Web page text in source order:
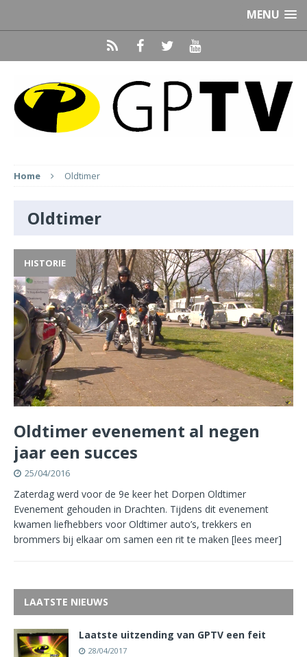
MENU
Home Oldtimer
Oldtimer
HISTORIE
Oldtimer evenement al negen
jaar een succes
25/04/2016
Zaterdag werd voor de 9e keer het Dorpen Oldtimer
Evenement gehouden in Drachten. Tijdens dit evenement
kwamen liefhebbers voor Oldtimer auto’s, trekkers en
brommers bij elkaar om samen een rit te maken [lees meer]
LAATSTE NIEUWS
Laatste uitzending van GPTV een feit
28/04/2017